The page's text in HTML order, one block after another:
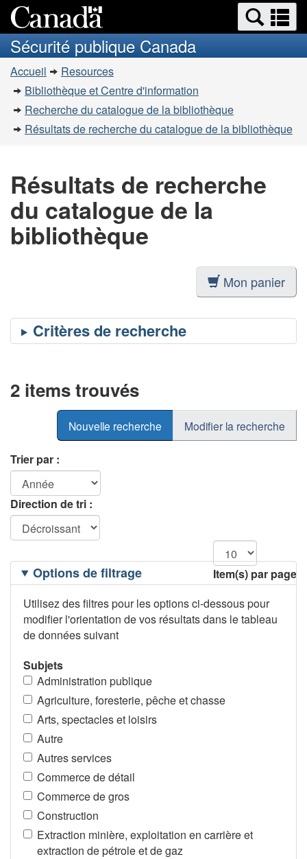
au
contenu
à
la
simplifiée
Recherche
et
menus
et
Sécurité publique Canada
Vous
êtes
ici
Accueil
Resources
Bibliothèque et Centre d'information
Recherche du catalogue de la bibliothèque
Résultats de recherche du catalogue de la bibliothèque
Résultats de recherche
du catalogue de la
bibliothèque
Mon panier
2 items trouvés
Nouvelle recherche Modifier la recherche
Trier par :
Direction de tri :
Item(s) par page
Filtrage
desOptions de filtrage
Utilisez des filtres pour les options ci-dessous pour
modifier l'orientation de vos résultats dans le tableau
de données suivant
Subjets
Administration publique
Agriculture, foresterie, pêche et chasse
Arts, spectacles et loisirs
Autre
Autres services
Commerce de détail
Commerce de gros
Construction
Extraction minière, exploitation en carrière et
extraction de pétrole et de gaz